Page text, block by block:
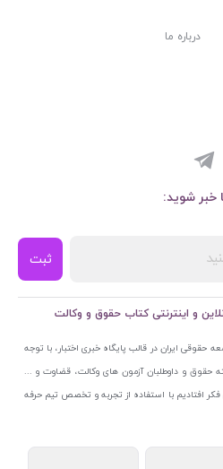
درباره ما
خبر شوید:
ثبت
و اینترنتی کتاب حقوق و وکالت
ایران در قالب پایگاه خبری اختبار، با توجه
و داوطلبان آزمون های وکالت، قضاوت و ...
فکر افتادیم با استفاده از تجربه و تخصص تیم حرفه
ارائه کنیم. به این منظور با راه اندازی و تجهیز